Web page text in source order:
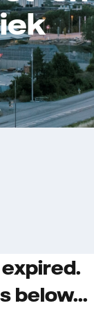
below...